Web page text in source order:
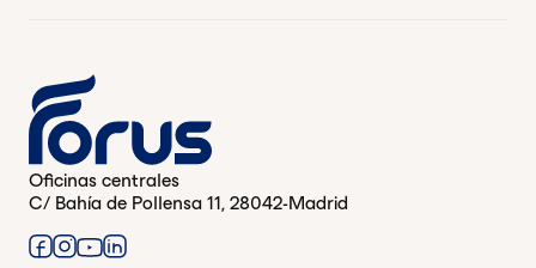
Oficinas centrales
C/ Bahía de Pollensa 11, 28042-Madrid